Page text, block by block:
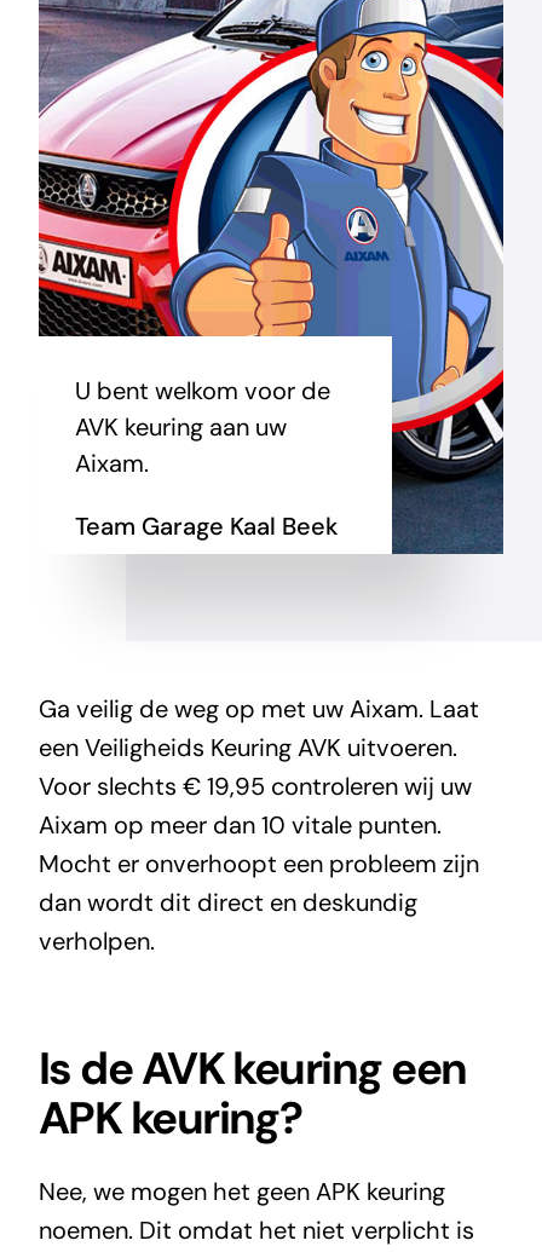
U bent welkom voor de
AVK keuring aan uw
Aixam.
Team Garage Kaal Beek
Ga veilig de weg op met uw Aixam. Laat
een Veiligheids Keuring AVK uitvoeren.
Voor slechts € 19,95 controleren wij uw
Aixam op meer dan 10 vitale punten.
Mocht er onverhoopt een probleem zijn
dan wordt dit direct en deskundig
verholpen.
Is de AVK keuring een
APK keuring?
Nee, we mogen het geen APK keuring
noemen. Dit omdat het niet verplicht is